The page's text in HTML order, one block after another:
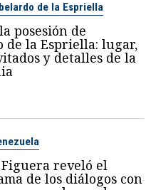
de la Espriella
posesión de
de la Espriella: lugar,
y detalles de la
reveló el
de los diálogos con